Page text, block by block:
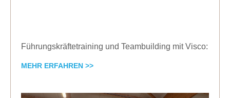
Führungskräftetraining und Teambuilding mit Visco:
MEHR ERFAHREN >>